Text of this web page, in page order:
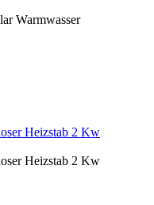
Warmwasser